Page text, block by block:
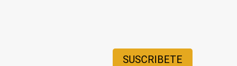
SUSCRIBETE